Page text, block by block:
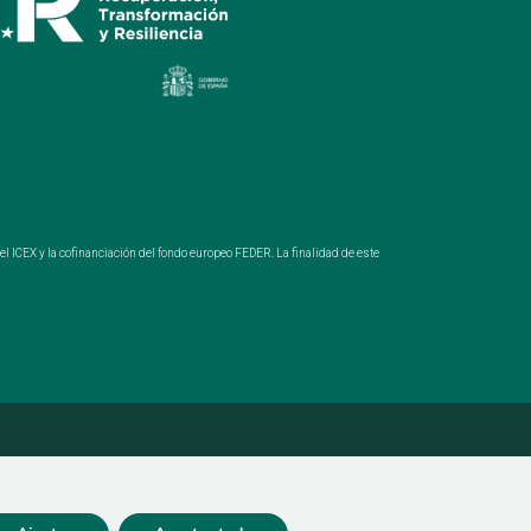
ICEX y la cofinanciación del fondo europeo FEDER. La finalidad de este